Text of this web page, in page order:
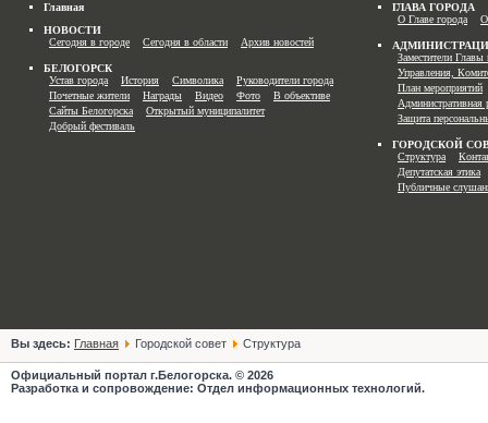
Главная
НОВОСТИ
Сегодня в городе
Сегодня в области Архив новостей
БЕЛОГОРСК
Устав города
История Символика
Руководители города
Почетные жители
Награды Видео Фото
В объективе
Сайты Белогорска
Открытый муниципалитет
Добрый фестиваль
ГЛАВА ГОРОДА
О Главе города
Заместители Главы
Управления,
План мероприятий
Административная
Защита
ГОРОДСКОЙ
Структура
Депутатская этика
Публичные
Вы здесь: Главная Городской совет Структура
Официальный портал г.Белогорска. © 2026
Разработка и сопровождение: Отдел информационных технологий.